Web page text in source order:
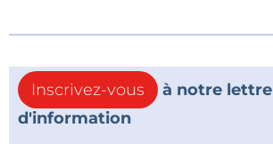
Inscrivez-vous
à notre lettre
d'information